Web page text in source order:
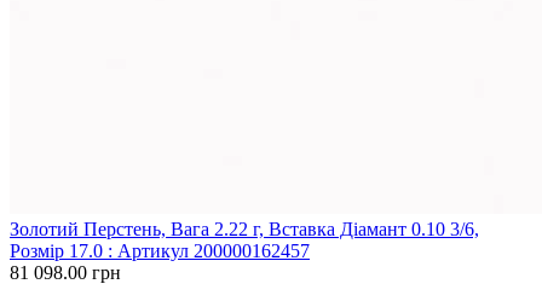
Золотий Перстень, Вага 2.22 г, Вставка Діамант 0.10 3/6,
Розмір 17.0 : Артикул 200000162457
81 098.00 грн